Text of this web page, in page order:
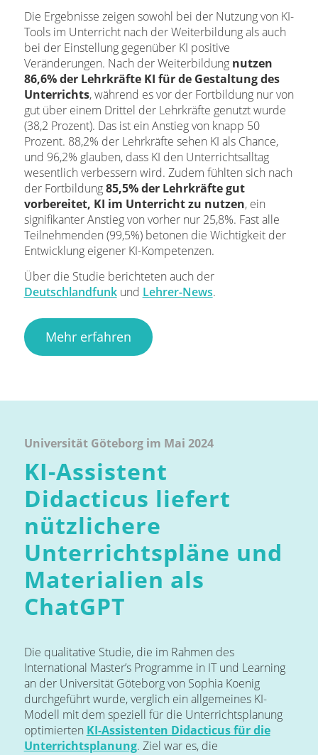
Die Ergebnisse zeigen sowohl bei der Nutzung von KI-
Tools im Unterricht nach der Weiterbildung als auch
bei der Einstellung gegenüber KI positive
Veränderungen. Nach der Weiterbildung nutzen
86,6% der Lehrkräfte KI für de Gestaltung des
Unterrichts, während es vor der Fortbildung nur von
gut über einem Drittel der Lehrkräfte genutzt wurde
(38,2 Prozent). Das ist ein Anstieg von knapp 50
Prozent. 88,2% der Lehrkräfte sehen KI als Chance,
und 96,2% glauben, dass KI den Unterrichtsalltag
wesentlich verbessern wird. Zudem fühlten sich nach
der Fortbildung85,5% der Lehrkräfte gut
vorbereitet, KI im Unterricht zu nutzen, ein
signifikanter Anstieg von vorher nur 25,8%. Fast alle
Teilnehmenden (99,5%) betonen die Wichtigkeit der
Entwicklung eigener KI-Kompetenzen.
Über die Studie berichteten auch der
Deutschlandfunkund Lehrer-News.
Mehr erfahren
Universität Göteborg im Mai 2024
KI-Assistent
Didacticus liefert
nützlichere
Unterrichtspläne und
Materialien als
ChatGPT
Die qualitative Studie, die im Rahmen des
International Master’s Programme in IT und Learning
an der Universität Göteborg von Sophia Koenig
durchgeführt wurde, verglich ein allgemeines KI-
Modell mit dem speziell für die Unterrichtsplanung
optimierten KI-Assistenten Didacticus für die
Unterrichtsplanung. Ziel war es, die